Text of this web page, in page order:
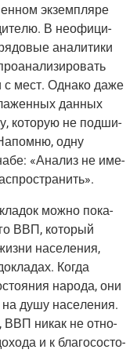
экзем­пля­ре
В неофи­ци­
ана­ли­ти­ки
мест. Одна­ко даже
дан­ных
кото­рую не под­ши­
одну
«Ана­лиз не име­
мож­но пока­
ВВП, кото­рый
насе­ле­ния,
Когда
наро­да, они
душу насе­ле­ния.
ВВП никак не отно­
и к бла­го­со­сто­